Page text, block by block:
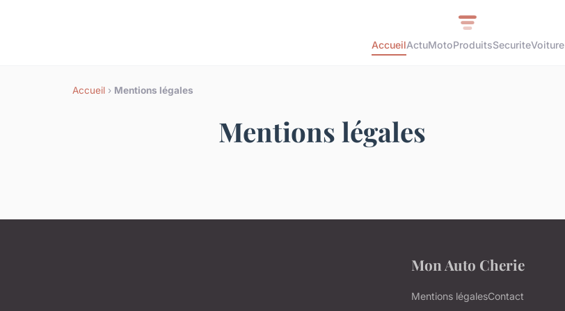
AccueilActuMotoProduitsSecuriteVoiture
Accueil › Mentions légales
Mentions légales
Mon Auto Cherie
Mentions légalesContact